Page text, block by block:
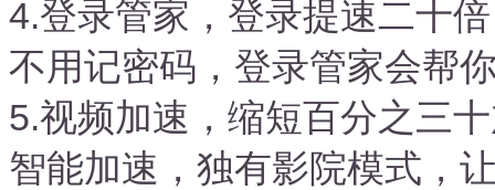
4.登录管家，登录提速二十倍
不用记密码，登录管家会帮
5.视频加速，缩短百分之三
智能加速，独有影院模式，